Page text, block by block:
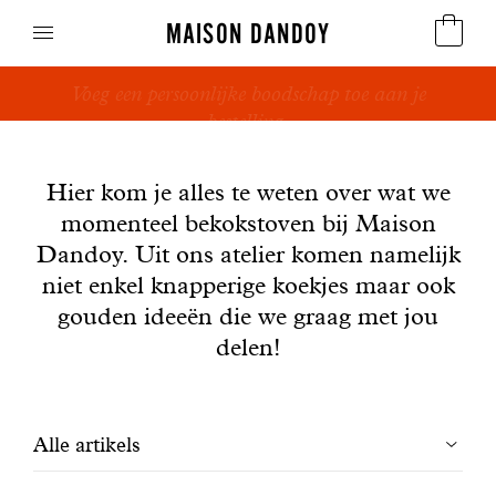
MAISON DANDOY
Speculoos
Suikerbrood en peperkoek
Cakes
Snoepgoed
Dandoy Family : cadeaus, exclusiviteiten en vooral
koekjes!
Hier kom je alles te weten over wat we
momenteel bekokstoven bij Maison
Dandoy. Uit ons atelier komen namelijk
niet enkel knapperige koekjes maar ook
gouden ideeën die we graag met jou
delen!
Filtrer
Alle artikels